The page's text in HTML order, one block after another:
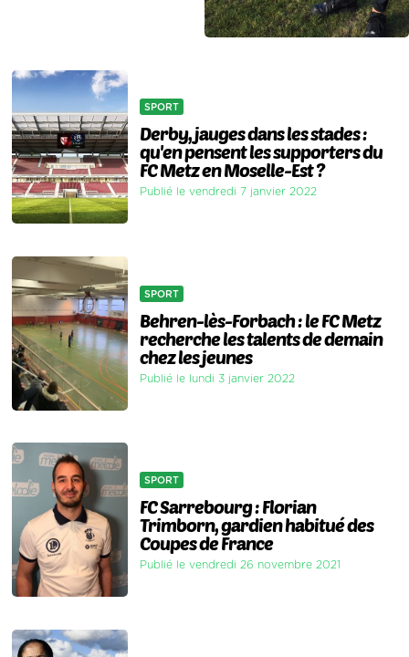
SPORT
Derby, jauges dans les stades :
qu'en pensent les supporters du
FC Metz en Moselle-Est ?
Publié le vendredi 7 janvier 2022
SPORT
Behren-lès-Forbach : le FC Metz
recherche les talents de demain
chez les jeunes
Publié le lundi 3 janvier 2022
SPORT
FC Sarrebourg : Florian
Trimborn, gardien habitué des
Coupes de France
Publié le vendredi 26 novembre 2021